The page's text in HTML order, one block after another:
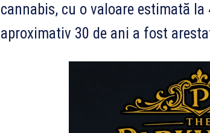
cannabis, cu o valoare estimată
aproximativ 30 de ani a fost